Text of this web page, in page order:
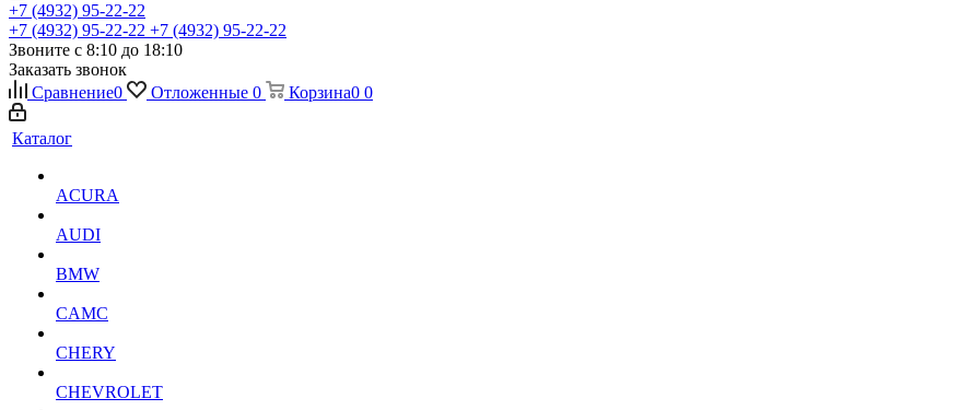
+7 (4932) 95-22-22
+7 (4932) 95-22-22 +7 (4932) 95-22-22
Звоните с 8:10 до 18:10
Заказать звонок
Сравнение0 Отложенные 0 Корзина0 0
Каталог
ACURA
AUDI
BMW
CAMC
CHERY
CHEVROLET